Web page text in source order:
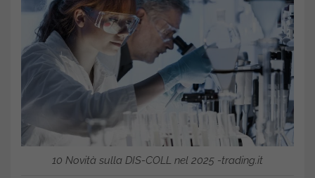
10 Novità sulla DIS-COLL nel 2025 -trading.it